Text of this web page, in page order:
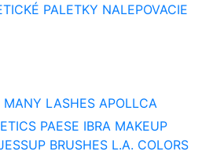
PALETKY NALEPOVACIE
MANY LASHES APOLLCA
PAESE IBRA MAKEUP
BRUSHES L.A. COLORS